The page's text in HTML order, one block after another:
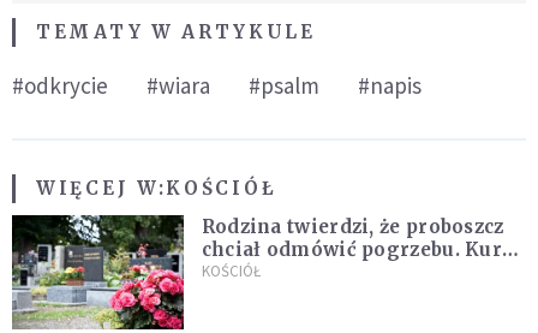
TEMATY W ARTYKULE
#odkrycie #wiara #psalm #napis
WIĘCEJ W:KOŚCIÓŁ
Rodzina twierdzi, że proboszcz
chciał odmówić pogrzebu. Kuria
zapowiada wyjaśnienia
KOŚCIÓŁ